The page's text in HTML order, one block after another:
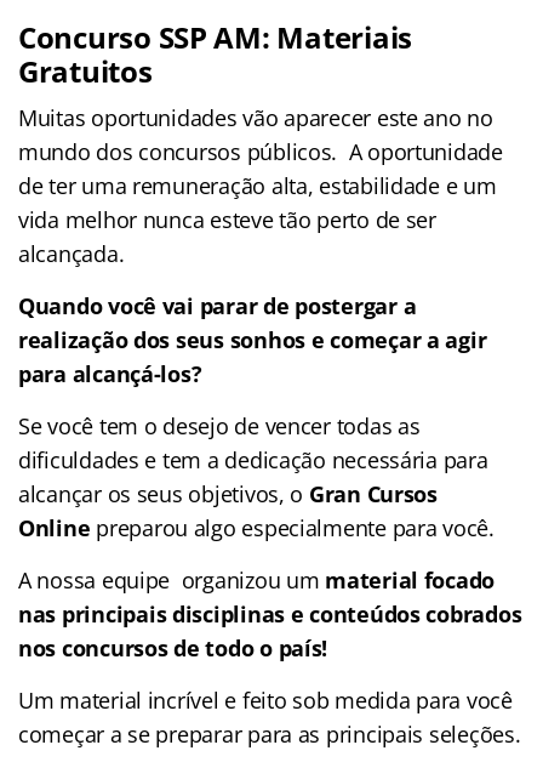
Concurso SSP AM: Materiais
Gratuitos
Muitas oportunidades vão aparecer este ano no
mundo dos concursos públicos. A oportunidade
de ter uma remuneração alta, estabilidade e um
vida melhor nunca esteve tão perto de ser
alcançada.
Quando você vai parar de postergar a
realização dos seus sonhos e começar a agir
para alcançá-los?
Se você tem o desejo de vencer todas as
dificuldades e tem a dedicação necessária para
alcançar os seus objetivos, o Gran Cursos
Online preparou algo especialmente para você.
A nossa equipe organizou um material focado
nas principais disciplinas e conteúdos cobrados
nos concursos de todo o país!
Um material incrível e feito sob medida para você
começar a se preparar para as principais seleções.